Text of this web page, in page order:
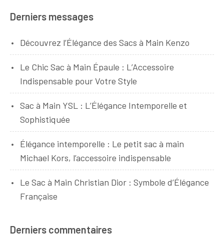
Derniers messages
Découvrez l’Élégance des Sacs à Main Kenzo
Le Chic Sac à Main Épaule : L’Accessoire
Indispensable pour Votre Style
Sac à Main YSL : L’Élégance Intemporelle et
Sophistiquée
Élégance intemporelle : Le petit sac à main
Michael Kors, l’accessoire indispensable
Le Sac à Main Christian Dior : Symbole d’Élégance
Française
Derniers commentaires